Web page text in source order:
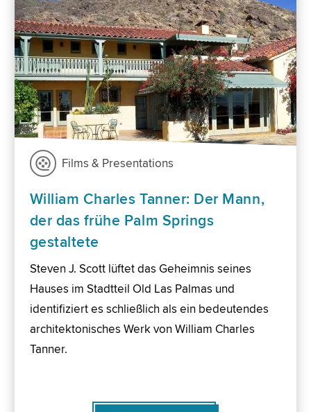
Films & Presentations
William Charles Tanner: Der Mann,
der das frühe Palm Springs
gestaltete
Steven J. Scott lüftet das Geheimnis seines
Hauses im Stadtteil Old Las Palmas und
identifiziert es schließlich als ein bedeutendes
architektonisches Werk von William Charles
Tanner.